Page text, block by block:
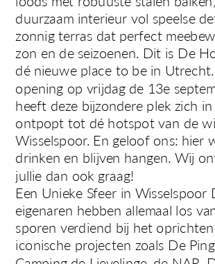
duurzaam interieur vol speelse
zonnig terras dat perfect
zon en de seizoenen. Dit is De
dé nieuwe place to be in
opening op vrijdag de 13e
heeft deze bijzondere plek zich
ontpopt tot dé hotspot van de
Wisselspoor. En geloof ons: hier
drinken en blijven hangen. Wij
jullie dan ook graag!
Een Unieke Sfeer in Wisselspoor
eigenaren hebben allemaal los
sporen verdiend bij het
iconische projecten zoals De